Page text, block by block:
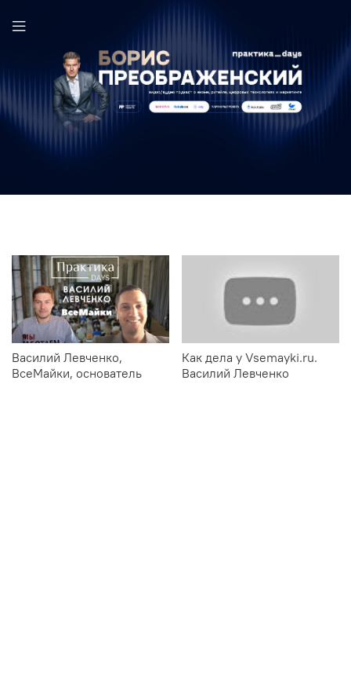
Василий Левченко,
ВсеМайки, основатель
Как дела у Vsemayki.ru.
Василий Левченко